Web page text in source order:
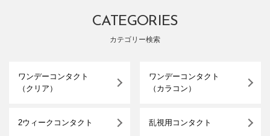
CATEGORIES
カテゴリー検索
ワンデーコンタクト
（クリア）
ワンデーコンタクト
（カラコン）
2ウィークコンタクト 乱視用コンタクト